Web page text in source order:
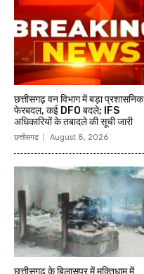
छत्तीसगढ़ वन विभाग में बड़ा प्रशासनिक
फेरबदल, कई DFO बदले; IFS
अधिकारियों के तबादले की सूची जारी
छत्तीसगढ़ August 8, 2026